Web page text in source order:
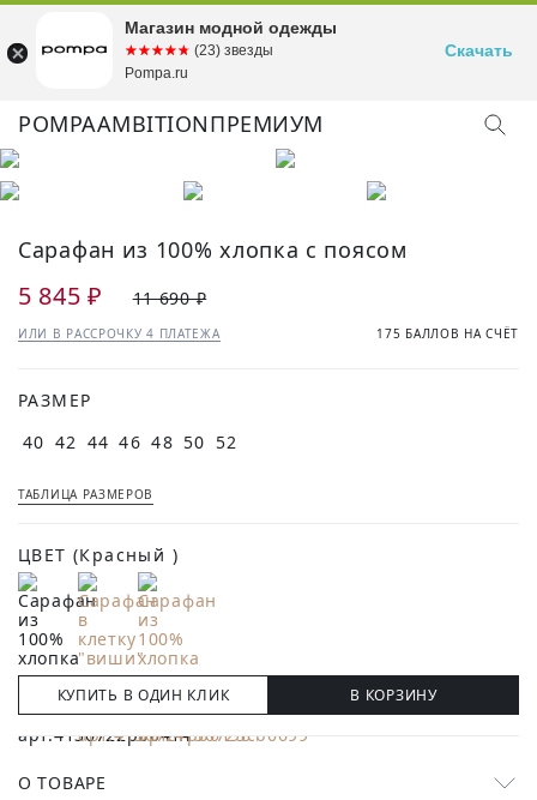
POMPAAMBITIONПРЕМИУМ
Сарафан из 100% хлопка с поясом
5 845 ₽ 11 690 ₽
ИЛИ В РАССРОЧКУ 4 ПЛАТЕЖА 175 БАЛЛОВ НА СЧЁТ
РАЗМЕР
40 42 44 46 48 50 52
ТАБЛИЦА РАЗМЕРОВ
ЦВЕТ (Красный )
КУПИТЬ В ОДИН КЛИК В КОРЗИНУ
О ТОВАРЕ
Магазин модной одежды
☆☆☆☆☆
★★★★★ (23) звезды
Pompa.ru
Скачать